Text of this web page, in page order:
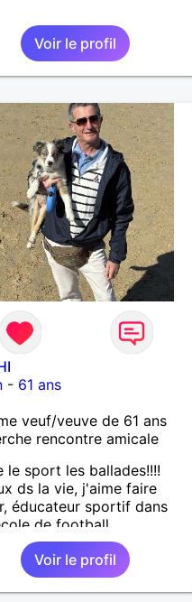
Voir le profil
- 61 ans
veuf/veuve de 61 ans
rencontre amicale
le sport les ballades!!!!
ds la vie, j'aime faire
éducateur sportif dans
de football .
Voir le profil